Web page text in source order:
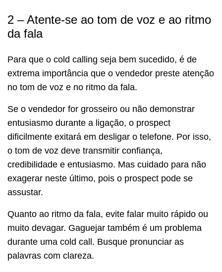
2 – Atente-se ao tom de voz e ao ritmo
da fala
Para que o cold calling seja bem sucedido, é de
extrema importância que o vendedor preste atenção
no tom de voz e no ritmo da fala.
Se o vendedor for grosseiro ou não demonstrar
entusiasmo durante a ligação, o prospect
dificilmente exitará em desligar o telefone. Por isso,
o tom de voz deve transmitir confiança,
credibilidade e entusiasmo. Mas cuidado para não
exagerar neste último, pois o prospect pode se
assustar.
Quanto ao ritmo da fala, evite falar muito rápido ou
muito devagar. Gaguejar também é um problema
durante uma cold call. Busque pronunciar as
palavras com clareza.